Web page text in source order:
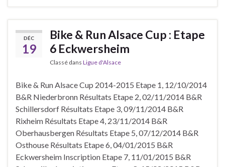
DÉC
19
Bike & Run Alsace Cup : Etape
6 Eckwersheim
Classé dans Ligue d'Alsace
Bike & Run Alsace Cup 2014-2015 Etape 1, 12/10/2014
B&R Niederbronn Résultats Etape 2, 02/11/2014 B&R
Schillersdorf Résultats Etape 3, 09/11/2014 B&R
Rixheim Résultats Etape 4, 23/11/2014 B&R
Oberhausbergen Résultats Etape 5, 07/12/2014 B&R
Osthouse Résultats Etape 6, 04/01/2015 B&R
Eckwersheim Inscription Etape 7, 11/01/2015 B&R